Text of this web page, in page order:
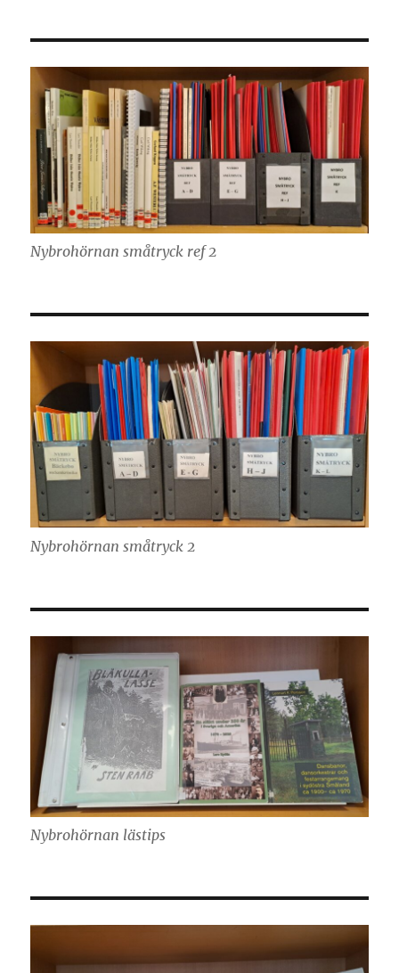
Nybrohörnan småtryck ref 2
Nybrohörnan småtryck 2
Nybrohörnan lästips